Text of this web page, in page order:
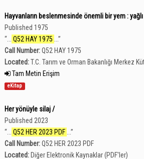
Hayvanların beslenmesinde önemli bir yem :
Published 1975
“
Q52 HAY 1975
”
Call Number:Q52 HAY 1975
Located:T.C. Tarım ve Orman Bakanlığı Merkez
Tam Metin Erişim
eKitap
Her yönüyle silaj /
Published 2023
“
Q52 HER 2023 PDF
”
Call Number:Q52 HER 2023 PDF
Located: Diğer Elektronik Kaynaklar (PDF'ler)